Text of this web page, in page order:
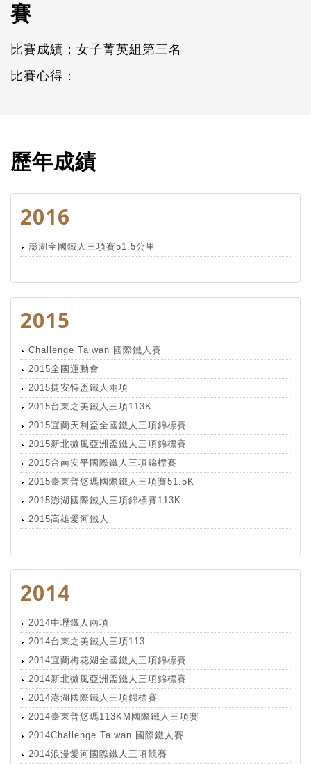
賽
比賽成績：女子菁英組第三名
比賽心得：
歷年成績
2016
澎湖全國鐵人三項賽51.5公里
2015
Challenge Taiwan 國際鐵人賽
2015全國運動會
2015捷安特盃鐵人兩項
2015台東之美鐵人三項113K
2015宜蘭天利盃全國鐵人三項錦標賽
2015新北微風亞洲盃鐵人三項錦標賽
2015台南安平國際鐵人三項錦標賽
2015臺東普悠瑪國際鐵人三項賽51.5K
2015澎湖國際鐵人三項錦標賽113K
2015高雄愛河鐵人
2014
2014中壢鐵人兩項
2014台東之美鐵人三項113
2014宜蘭梅花湖全國鐵人三項錦標賽
2014新北微風亞洲盃鐵人三項錦標賽
2014澎湖國際鐵人三項錦標賽
2014臺東普悠瑪113KM國際鐵人三項賽
2014Challenge Taiwan 國際鐵人賽
2014浪漫愛河國際鐵人三項競賽